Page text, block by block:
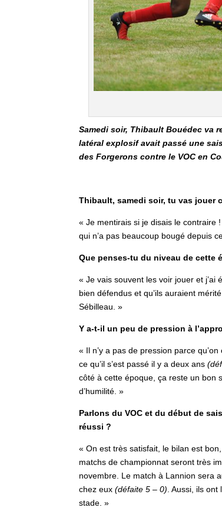
Samedi soir, Thibault Bouédec va
latéral explosif avait passé une
des Forgerons contre le VOC en
Thibault, samedi soir, tu vas jouer
« Je mentirais si je disais le contraire
qui n’a pas beaucoup bougé depuis
Que penses-tu du niveau de cette
« Je vais souvent les voir jouer et
bien défendus et qu’ils auraient
Sébilleau. »
Y a-t-il un peu de pression à
« Il n’y a pas de pression parce
ce qu’il s’est passé il y a deux ans
côté à cette époque, ça reste un bon
d’humilité. »
Parlons du VOC et du début de
réussi ?
« On est très satisfait, le bilan est
matchs de championnat seront très
novembre. Le match à Lannion sera
chez eux (défaite 5 – 0) . Aussi, ils
stade. »